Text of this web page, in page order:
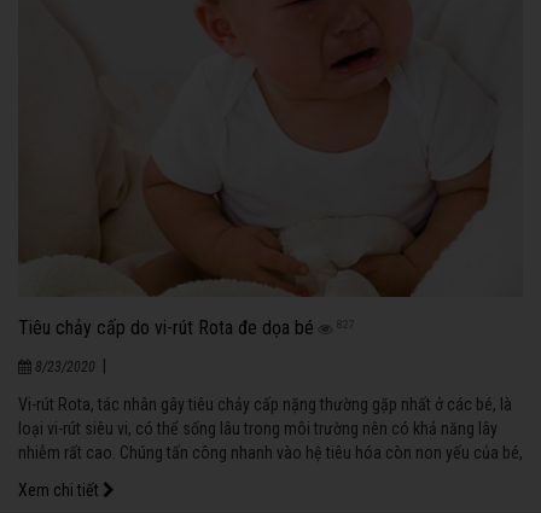
Tiêu chảy cấp do vi-rút Rota đe dọa bé 827
8/23/2020
Vi-rút Rota, tác nhân gây tiêu chảy cấp nặng thường gặp nhất ở các bé, là
loại vi-rút siêu vi, có thể sống lâu trong môi trường nên có khả năng lây
nhiễm rất cao. Chúng tấn công nhanh vào hệ tiêu hóa còn non yếu của bé,
Xem chi tiết